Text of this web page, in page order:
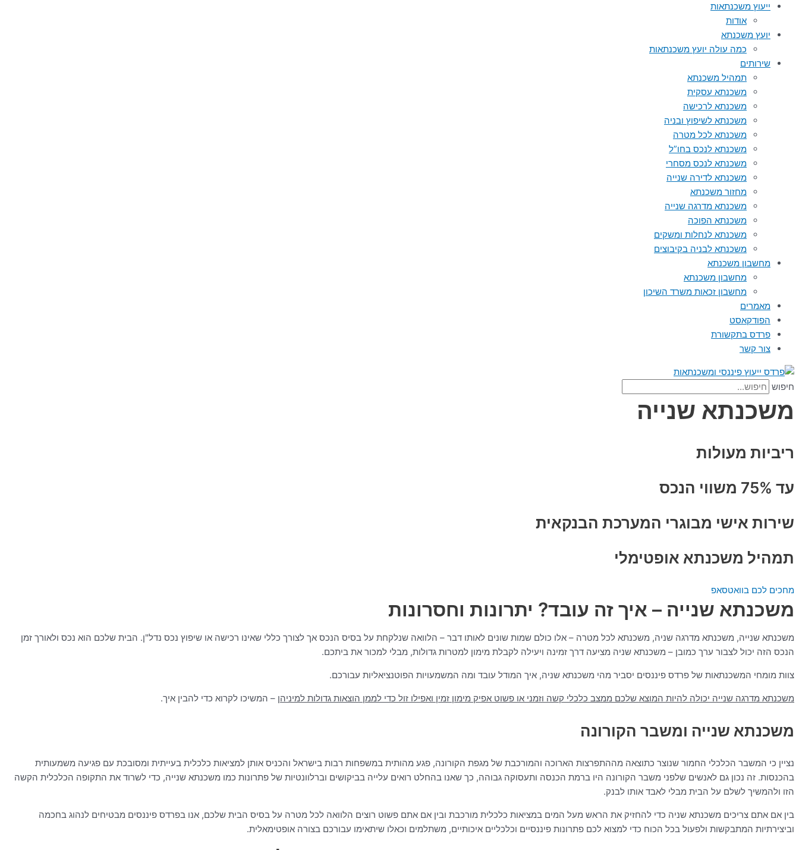
ייעוץ משכנתאות
אודות
יועץ משכנתא
כמה עולה יועץ משכנתאות
שירותים
תמהיל משכנתא
משכנתא עסקית
משכנתא לרכישה
משכנתא לשיפוץ ובניה
משכנתא לכל מטרה
משכנתא לנכס בחו”ל
משכנתא לנכס מסחרי
משכנתא לדירה שנייה
מחזור משכנתא
משכנתא מדרגה שנייה
משכנתא הפוכה
משכנתא לנחלות ומשקים
משכנתא לבניה בקיבוצים
מחשבון משכנתא
מחשבון משכנתא
מחשבון זכאות משרד השיכון
מאמרים
הפודקאסט
פרדס בתקשורת
צור קשר
חיפוש
משכנתא שנייה
ריביות מעולות
עד 75% משווי הנכס
שירות אישי מבוגרי המערכת הבנקאית
תמהיל משכנתא אופטימלי
מחכים לכם בוואטסאפ
משכנתא שנייה – איך זה עובד? יתרונות וחסרונות
משכנתא שנייה, משכנתא מדרגה שניה, משכנתא לכל מטרה – אלו כולם שמות שונים לאותו דבר – הלוואה שנלקחת על בסיס הנכס אך לצורך כללי שאינו רכישה או שיפוץ נכס נדל"ן. הבית שלכם הוא נכס ולאורך זמן
הנכס הזה יכול לצבור ערך כמובן – משכנתא שניה מציעה דרך זמינה ויעילה לקבלת מימון למטרות גדולות, מבלי למכור את ביתכם.
צוות מומחי המשכנתאות של פרדס פיננסים יסביר מהי משכנתא שניה, איך המודל עובד ומה המשמעויות הפוטנציאליות עבורכם.
משכנתא מדרגה שנייה יכולה להיות המוצא שלכם ממצב כלכלי קשה וזמני או פשוט אפיק מימון זמין ואפילו זול כדי לממן הוצאות גדולות למיניהן – המשיכו לקרוא כדי להבין איך.
משכנתא שנייה ומשבר הקורונה
נציין כי המשבר הכלכלי החמור שנוצר כתוצאה מההתפרצות הארוכה והמורכבת של מגפת הקורונה, פגע מהותית במשפחות רבות בישראל והכניס אותן למציאות כלכלית בעייתית ומסובכת עם פגיעה משמעותית
בהכנסות. זה נכון גם לאנשים שלפני משבר הקורונה היו ברמת הכנסה ותעסוקה גבוהה, כך שאנו בהחלט רואים עלייה בביקושים וברלוונטיות של פתרונות כמו משכנתא שנייה, כדי לשרוד את התקופה הכלכלית הקשה
הזו ולהמשיך לשלם על הבית מבלי לאבד אותו לבנק.
בין אם אתם צריכים משכנתא שניה כדי להחזיק את הראש מעל המים במציאות כלכלית מורכבת ובין אם אתם פשוט רוצים הלוואה לכל מטרה על בסיס הבית שלכם, אנו בפרדס פיננסים מבטיחים לנהוג בחכמה
וביצירתיות המתבקשות ולפעול בכל הכוח כדי למצוא לכם פתרונות פיננסיים וכלכליים איכותיים, משתלמים וכאלו שיתאימו עבורכם בצורה אופטימאלית.